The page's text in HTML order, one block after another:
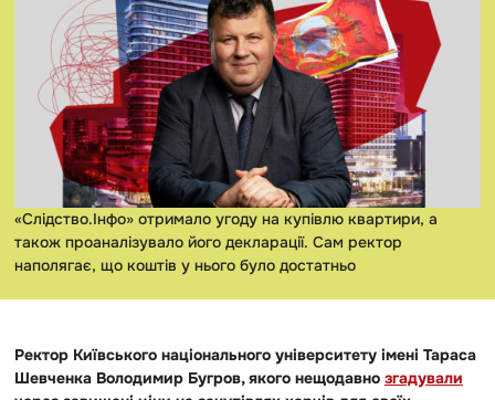
«Слідство.Інфо» отримало угоду на купівлю квартири, а
також проаналізувало його декларації. Сам ректор
наполягає, що коштів у нього було достатньо
Ректор Київського національного університету імені Тараса
Шевченка Володимир Бугров, якого нещодавно згадували